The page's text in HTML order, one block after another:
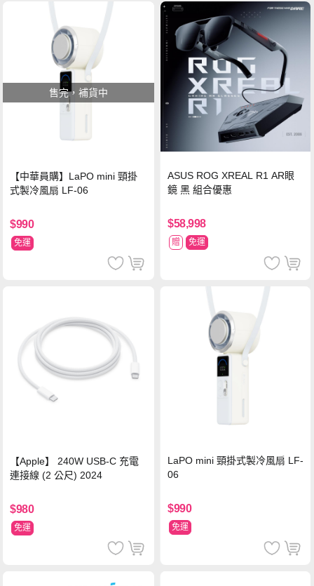
售完，補貨中
【中華員購】LaPO mini 頸掛
式製冷風扇 LF-06
$990
免運
ASUS ROG XREAL R1 AR眼
鏡 黑 組合優惠
$58,998
贈 免運
【Apple】 240W USB-C 充電
連接線 (2 公尺) 2024
$980
免運
LaPO mini 頸掛式製冷風扇 LF-
06
$990
免運